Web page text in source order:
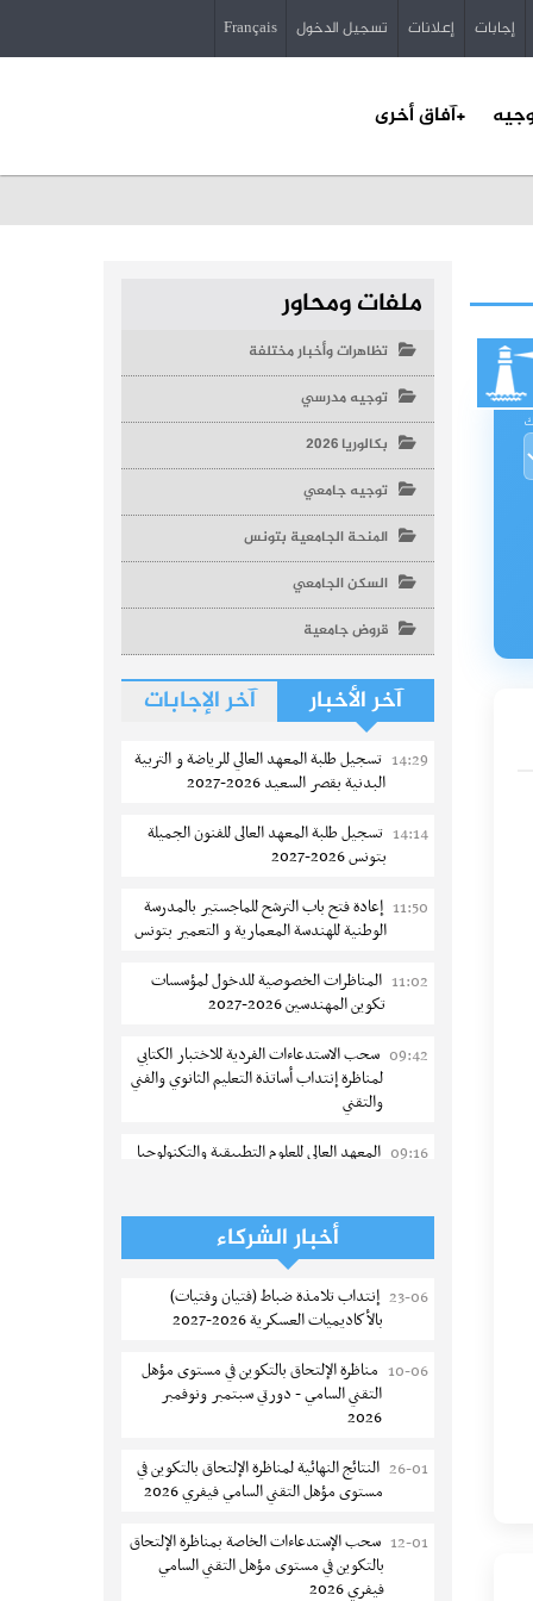
إجابات إعلانات تسجيل الدخول Français
+آفاق أخرى
ملفات ومحاور
تظاهرات وأخبار مختلفة
توجيه مدرسي
بكالوريا 2026
توجيه جامعي
المنحة الجامعية بتونس
السكن الجامعي
قروض جامعية
آخر الأخبار آخر الإجابات
14:29 تسجيل طلبة المعهد العالي للرياضة و التربية
البدنية بقصر السعيد 2026-2027
14:14 تسجيل طلبة المعهد العالى للفنون الجميلة
بتونس 2026-2027
11:50 إعادة فتح باب الترشح للماجستير بالمدرسة
الوطنية للهندسة المعمارية و التعمير بتونس
11:02 المناظرات الخصوصية للدخول لمؤسسات
تكوين المهندسين 2026-2027
09:42 سحب الاستدعاءات الفردية للاختبار الكتابي
لمناظرة إنتداب أساتذة التعليم الثانوي والفني
والتقني
09:16 المعهد العالي للعلوم التطبيقية والتكنولوجيا
الترشح للماجستير بالمعهد العالي لمهن
الموضة بالمنستير 2026-2027
06-08 سحب إستدعاء مناظرة إعادة التوجيه أوت
2026 - جامعة سوسة
05-08 تمديد آجال الترشح للماجستير بالمعهد
2027
05-08 بلاغ حول مواعيد الترسيم المدرسي عن بعد
بعنوان السنة الدراسية 2026-2027
05-08 الإعلان عن نتائج الدورة الرئيسية للتوجيه
الجامعي - باكالوريا 2026
أخبار الشركاء
23-06 إنتداب تلامذة ضباط (فتيان وفتيات)
بالأكاديميات العسكرية 2026-2027
10-06 مناظرة الإلتحاق بالتكوين في مستوى مؤهل
التقني السامي - دورتي سبتمبر ونوفمبر
2026
26-01 النتائج النهائية لمناظرة الإلتحاق بالتكوين في
مستوى مؤهل التقني السامي فيفري 2026
12-01 سحب الإستدعاءات الخاصة بمناظرة الإلتحاق
بالتكوين في مستوى مؤهل التقني السامي
فيفري 2026